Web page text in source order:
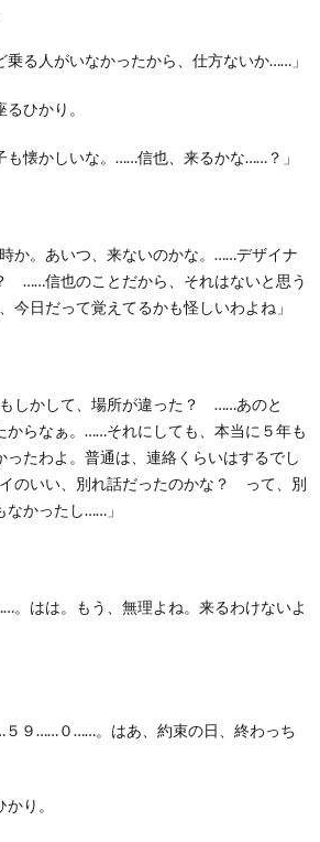
る人がいなかったから、仕方ないか……」
ひかり。
も懐かしいな。……信也、来るかな……？」
か。あいつ、来ないのかな。……デザイナ
……信也のことだから、それはないと思う
今日だって覚えてるかも怪しいわよね」
しかして、場所が違った？ ……あのと
からなぁ。……それにしても、本当に５年も
ったわよ。普通は、連絡くらいはするでし
のいい、別れ話だったのかな？ って、別
なかったし……」
。はは。もう、無理よね。来るわけないよ
９……０……。はあ、約束の日、終わっち
り。